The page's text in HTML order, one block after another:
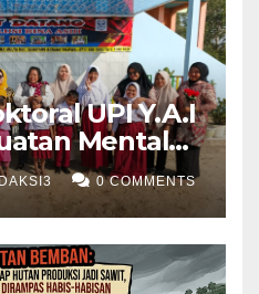
UPI Y.A.I
Mental
Khusus di0 COMMENTS